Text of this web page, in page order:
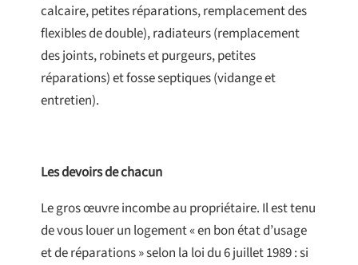
calcaire, petites réparations, remplacement des
flexibles de double), radiateurs (remplacement
des joints, robinets et purgeurs, petites
réparations) et fosse septiques (vidange et
entretien).
Les devoirs de chacun
Le gros œuvre incombe au propriétaire. Il est tenu
de vous louer un logement « en bon état d’usage
et de réparations » selon la loi du 6 juillet 1989 : si